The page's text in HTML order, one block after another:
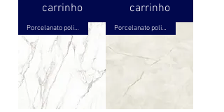
carrinho
carrinho
Porcelanato polido Porcelanato polido